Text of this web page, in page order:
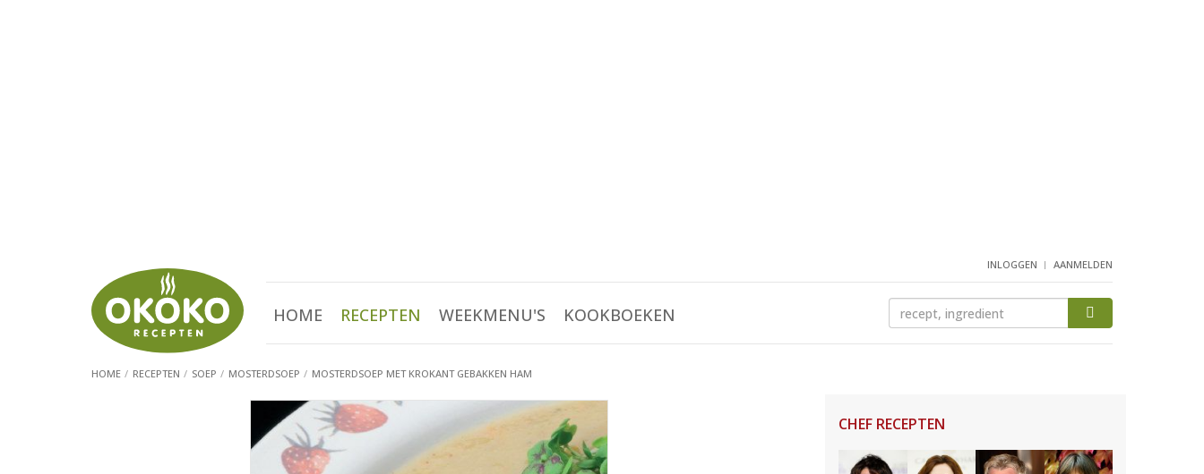
INLOGGEN AANMELDEN
HOME RECEPTEN WEEKMENU'S KOOKBOEKEN
HOME RECEPTEN SOEP MOSTERDSOEP MOSTERDSOEP MET KROKANT GEBAKKEN HAM
CHEF RECEPTEN